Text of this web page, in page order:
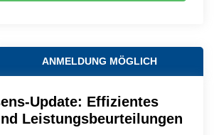
ANMELDUNG MÖGLICH
Update: Effizientes
Leistungsbeurteilungen